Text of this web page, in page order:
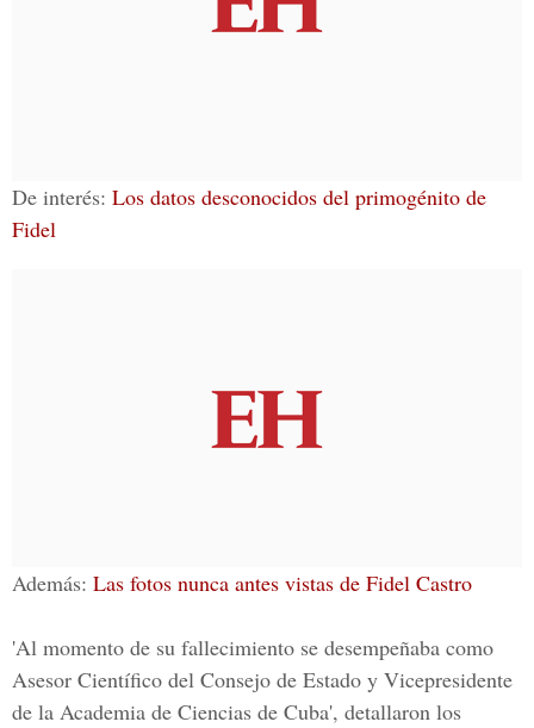
De interés: Los datos desconocidos del primogénito de
Fidel
Además: Las fotos nunca antes vistas de Fidel Castro
'Al momento de su fallecimiento se desempeñaba como
Asesor Científico del Consejo de Estado y Vicepresidente
de la Academia de Ciencias de Cuba', detallaron los